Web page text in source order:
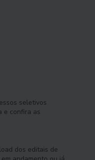
seletivos
e confira as
dos editais de